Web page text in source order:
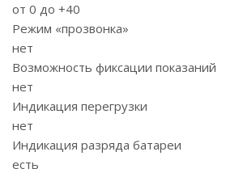
от 0 до +40
Режим «прозвонка»
нет
Возможность фиксации показаний
нет
Индикация перегрузки
нет
Индикация разряда батареи
есть